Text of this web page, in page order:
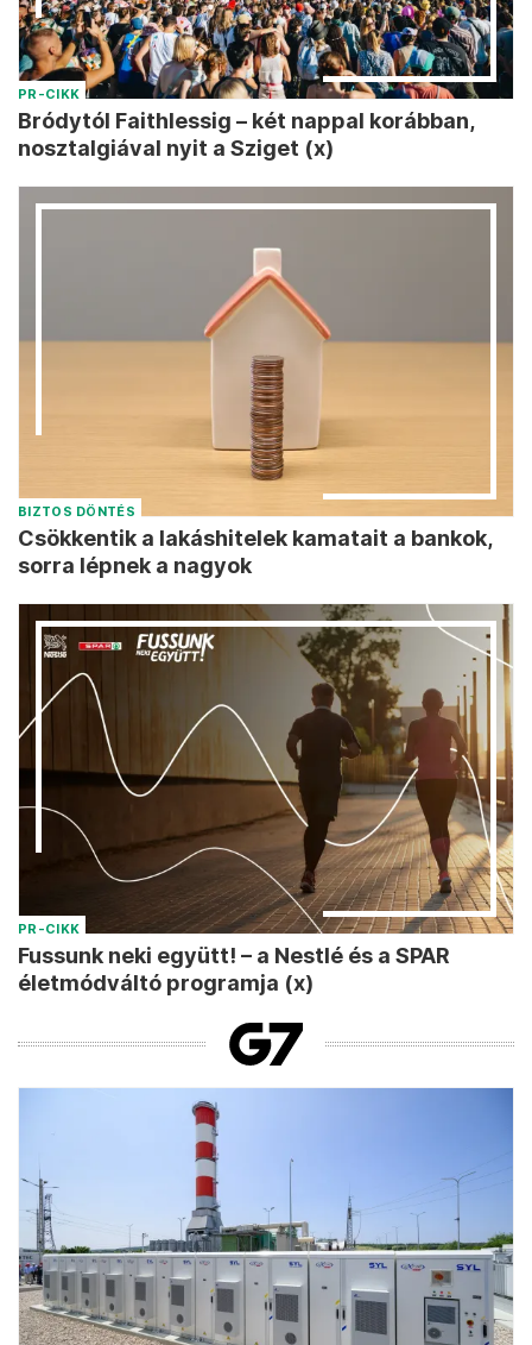
PR-CIKK
Bródytól Faithlessig – két nappal korábban,
nosztalgiával nyit a Sziget (x)
BIZTOS DÖNTÉS
Csökkentik a lakáshitelek kamatait a bankok,
sorra lépnek a nagyok
PR-CIKK
Fussunk neki együtt! – a Nestlé és a SPAR
életmódváltó programja (x)